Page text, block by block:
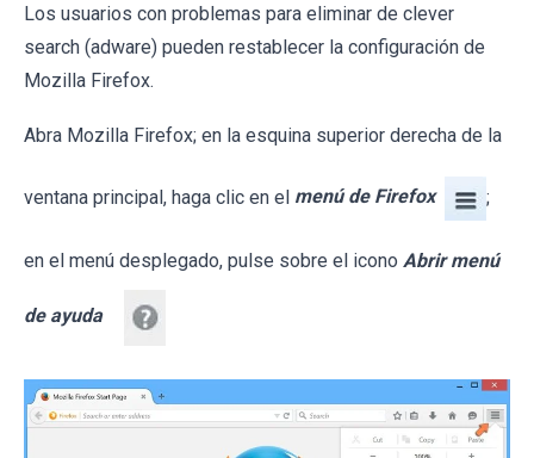
Los usuarios con problemas para eliminar de clever
search (adware) pueden restablecer la configuración de
Mozilla Firefox.
Abra Mozilla Firefox; en la esquina superior derecha de la
ventana principal, haga clic en el menú de Firefox ;
en el menú desplegado, pulse sobre el icono Abrir menú
de ayuda